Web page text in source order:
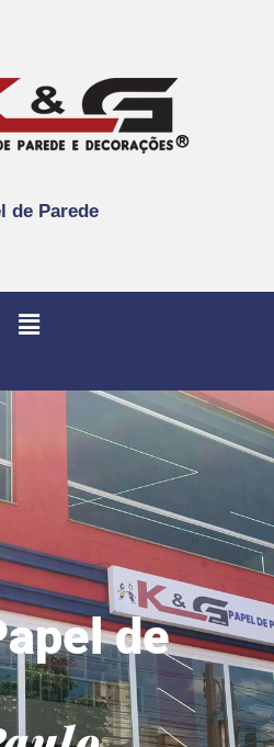
de Parede
de